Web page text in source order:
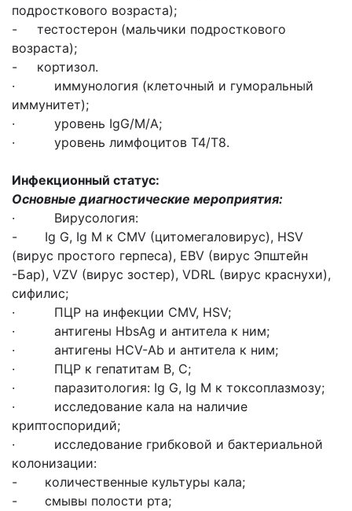
подросткового возраста);
- тестостерон (мальчики подросткового
возраста);
- кортизол.
· иммунология (клеточный и гуморальный
иммунитет);
· уровень IgG/M/A;
· уровень лимфоцитов T4/T8.
Инфекционный статус:
Основные диагностические мероприятия:
· Вирусология:
- Ig G, Ig M к СMV (цитомегаловирус), HSV
(вирус простого герпеса), EBV (вирус Эпштейн
-Бар), VZV (вирус зостер), VDRL (вирус краснухи),
сифилис;
· ПЦР на инфекции СMV, HSV;
· антигены HbsAg и антитела к ним;
· антигены HCV-Ab и антитела к ним;
· ПЦР к гепатитам В, С;
· паразитология: Ig G, Ig M к токсоплазмозу;
· исследование кала на наличие
криптоспоридий;
· исследование грибковой и бактериальной
колонизации:
- количественные культуры кала;
- смывы полости рта;